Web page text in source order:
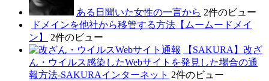
ある日聞いた女性の一言から 2件のビュー
ドメインを他社から移管する方法【ムームードメイ
ン】
2件のビュー
【SAKURA】改ざ
ん・ウイルス感染したWebサイトを発見した場合の通
報方法-SAKURAインターネット 2件のビュー